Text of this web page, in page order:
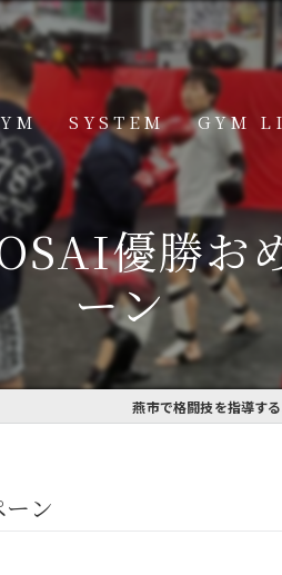
SYSTEM GYM
燕道場
見附道場
優勝
ーン
燕市で格闘技を指導す
ン